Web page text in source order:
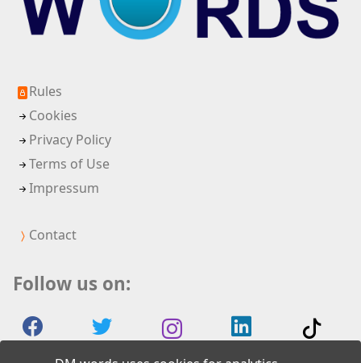
Rules
Cookies
Privacy Policy
Terms of Use
Impressum
Contact
Follow us on: